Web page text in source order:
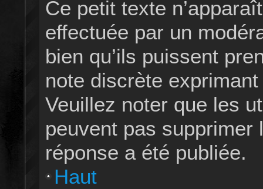
Ce petit texte
effectuée par un
bien qu’ils puissent
note discrète
Veuillez noter que les
peuvent pas
réponse a été publiée.
Haut